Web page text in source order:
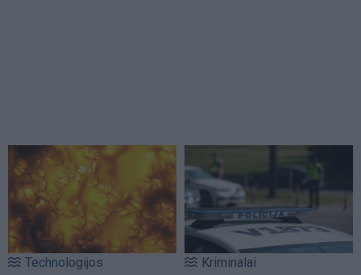
Technologijos Kriminalai